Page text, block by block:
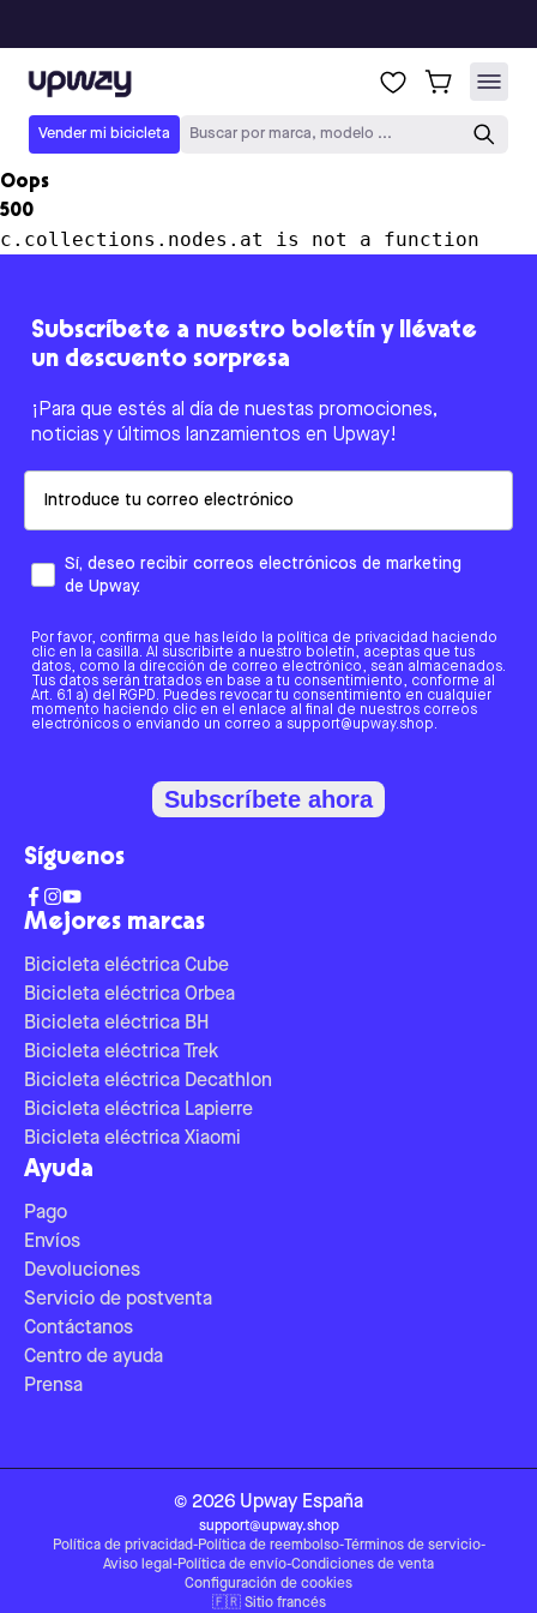
Upway
Vender mi bicicleta Buscar por marca, modelo ...
Oops
500
c.collections.nodes.at is not a function
Mejores marcas
Bicicleta eléctrica Cube
Bicicleta eléctrica Orbea
Bicicleta eléctrica BH
Bicicleta eléctrica Trek
Bicicleta eléctrica Decathlon
Bicicleta eléctrica Lapierre
Bicicleta eléctrica Xiaomi
Ayuda
Pago
Envíos
Devoluciones
Servicio de postventa
Contáctanos
Centro de ayuda
Prensa
Subscríbete a nuestro boletín y llévate
un descuento sorpresa
¡Para que estés al día de nuestas promociones,
noticias y últimos lanzamientos en Upway!
Sí, deseo recibir correos electrónicos de marketing
de Upway.
Por favor, confirma que has leído la política de privacidad haciendo
clic en la casilla. Al suscribirte a nuestro boletín, aceptas que tus
datos, como la dirección de correo electrónico, sean almacenados.
Tus datos serán tratados en base a tu consentimiento, conforme al
Art. 6.1 a) del RGPD. Puedes revocar tu consentimiento en cualquier
momento haciendo clic en el enlace al final de nuestros correos
electrónicos o enviando un correo a support@upway.shop.
Subscríbete ahora
Síguenos
© 2026 Upway España
support@upway.shop
Política de privacidad-Política de reembolso-Términos de servicio-
Aviso legal -Política de envío-Condiciones de venta
Configuración de cookies
🇫🇷 Sitio francés